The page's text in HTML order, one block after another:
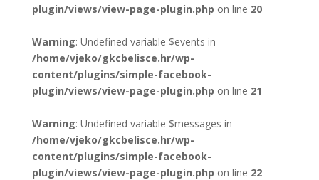
plugin/views/view-page-plugin.php on line 20
Warning: Undefined variable $events in
/home/vjeko/gkcbelisce.hr/wp-
content/plugins/simple-facebook-
plugin/views/view-page-plugin.php on line 21
Warning: Undefined variable $messages in
/home/vjeko/gkcbelisce.hr/wp-
content/plugins/simple-facebook-
plugin/views/view-page-plugin.php on line 22